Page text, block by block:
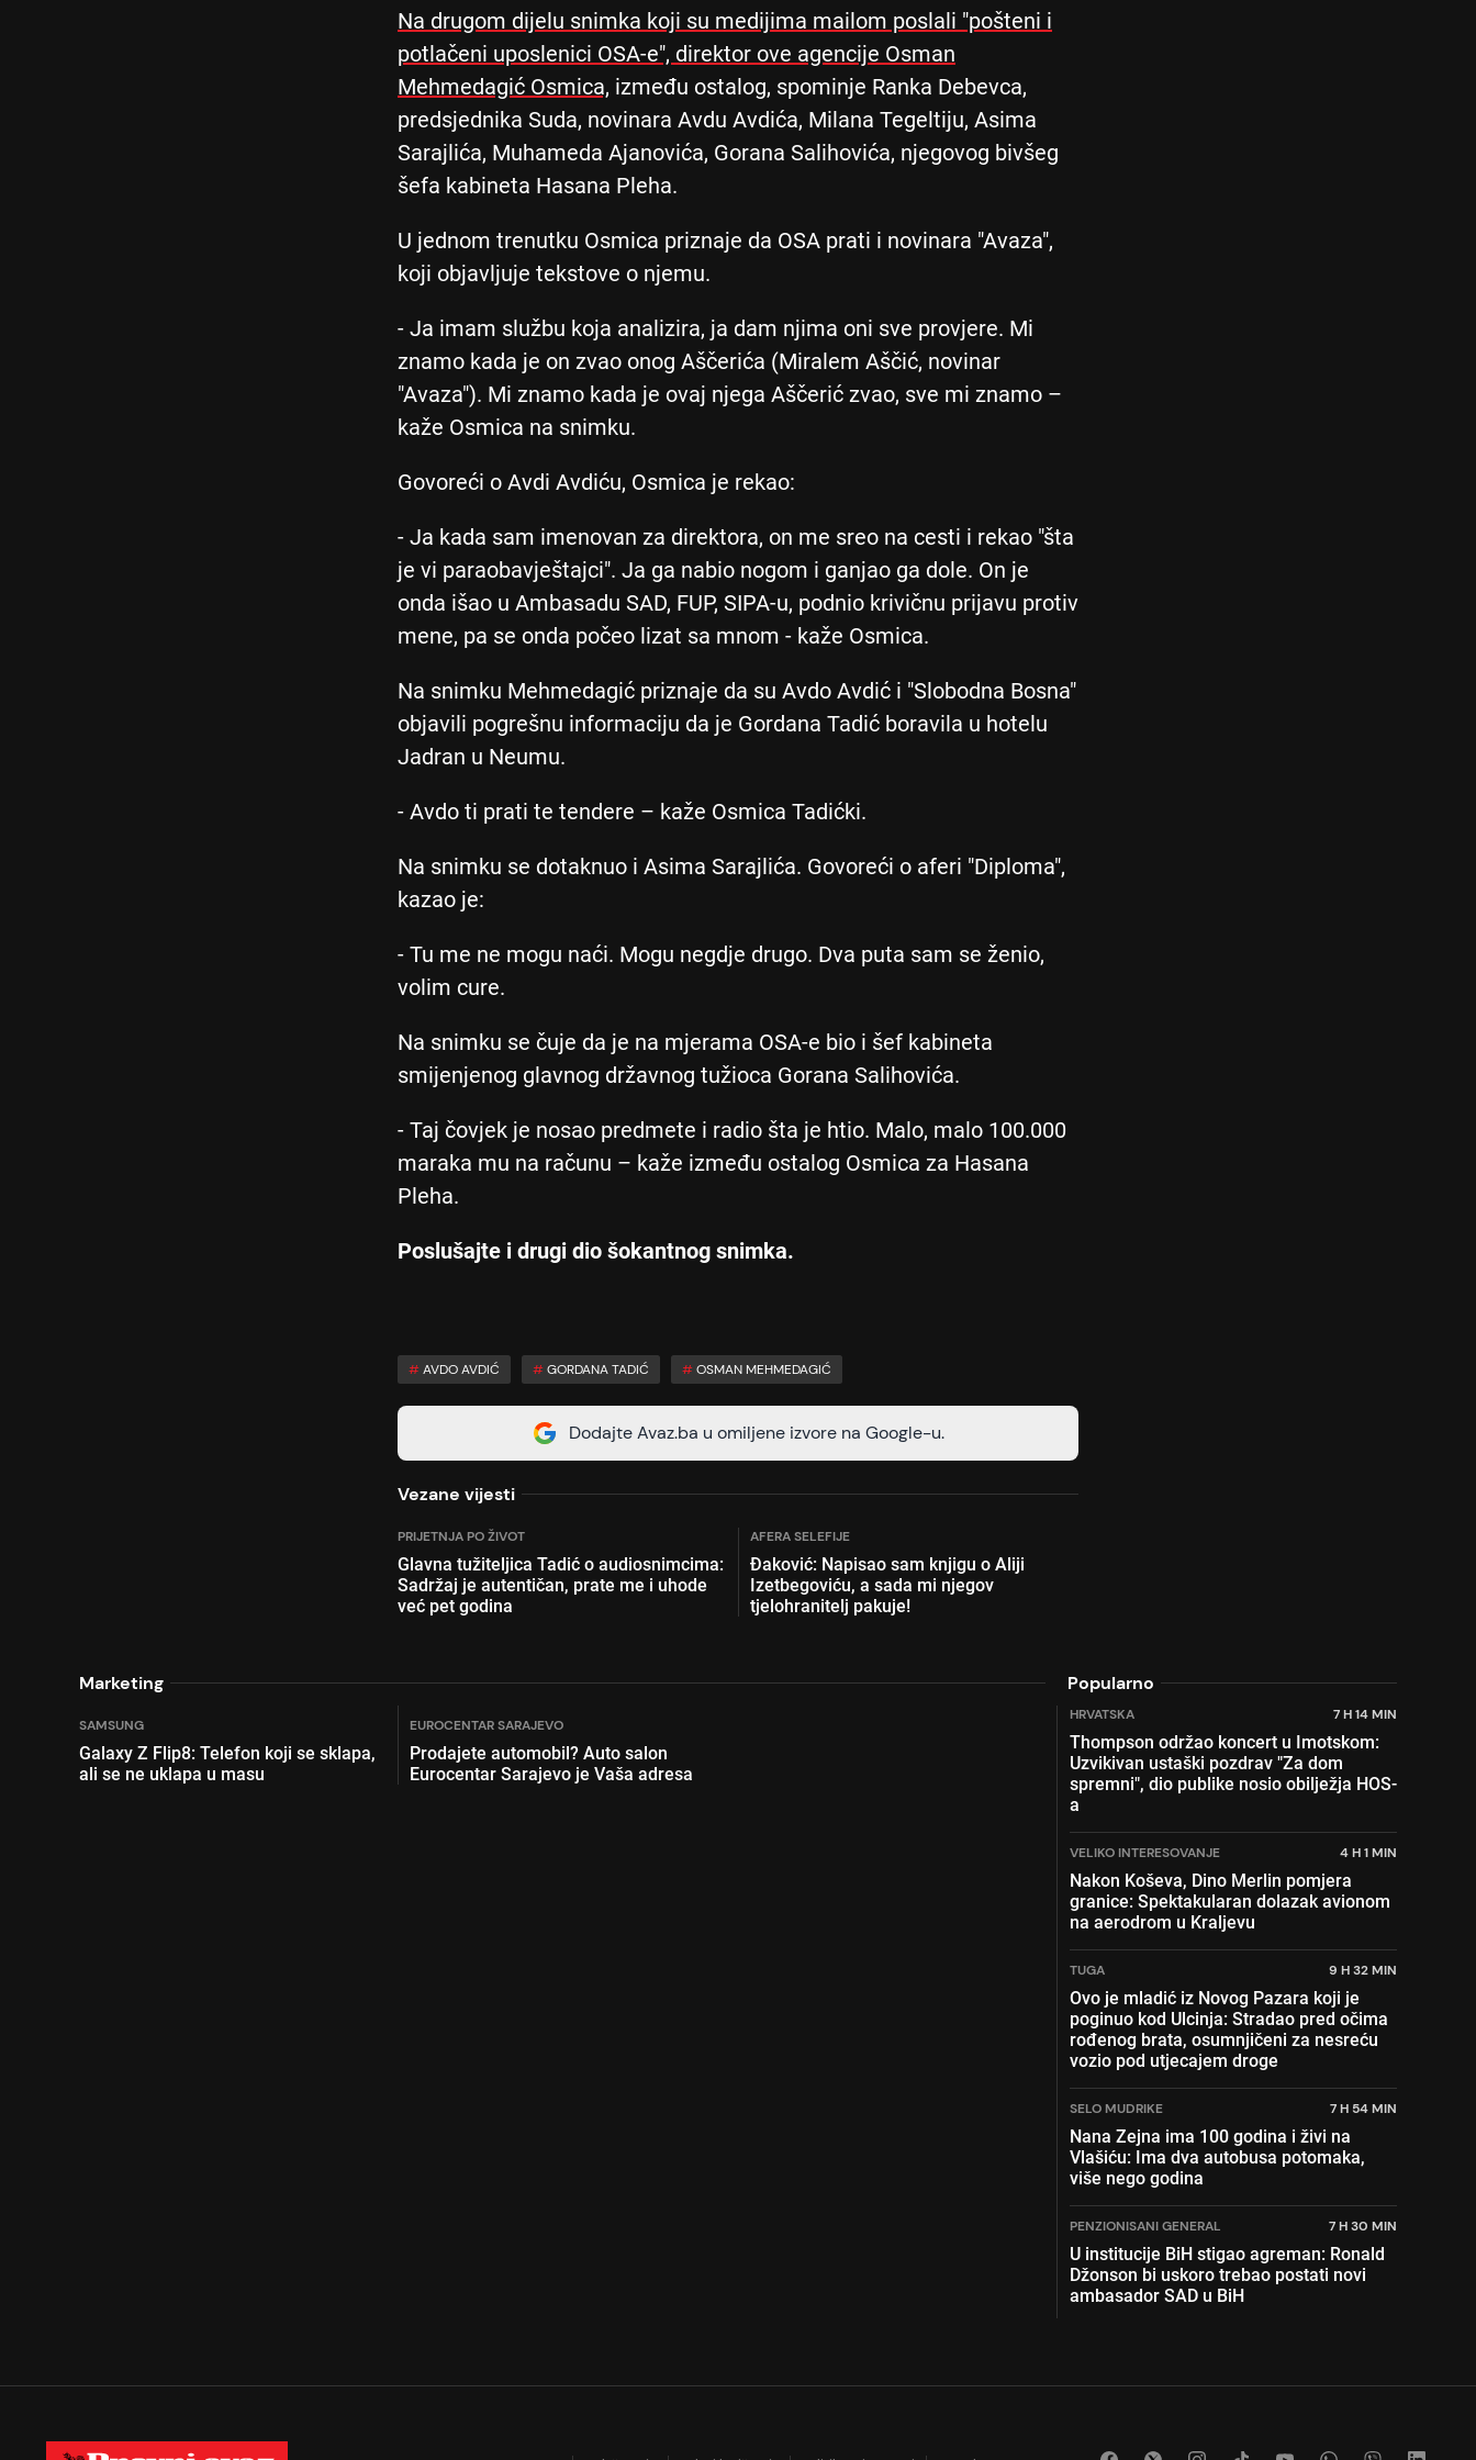
Na drugom dijelu snimka koji su medijima mailom poslali "pošteni i
potlačeni uposlenici OSA-e", direktor ove agencije Osman
Mehmedagić Osmica, između ostalog, spominje Ranka Debevca,
predsjednika Suda, novinara Avdu Avdića, Milana Tegeltiju, Asima
Sarajlića, Muhameda Ajanovića, Gorana Salihovića, njegovog bivšeg
šefa kabineta Hasana Pleha.
U jednom trenutku Osmica priznaje da OSA prati i novinara "Avaza",
koji objavljuje tekstove o njemu.
- Ja imam službu koja analizira, ja dam njima oni sve provjere. Mi
znamo kada je on zvao onog Aščerića (Miralem Aščić, novinar
"Avaza"). Mi znamo kada je ovaj njega Aščerić zvao, sve mi znamo –
kaže Osmica na snimku.
Govoreći o Avdi Avdiću, Osmica je rekao:
- Ja kada sam imenovan za direktora, on me sreo na cesti i rekao "šta
je vi paraobavještajci". Ja ga nabio nogom i ganjao ga dole. On je
onda išao u Ambasadu SAD, FUP, SIPA-u, podnio krivičnu prijavu protiv
mene, pa se onda počeo lizat sa mnom - kaže Osmica.
Na snimku Mehmedagić priznaje da su Avdo Avdić i "Slobodna Bosna"
objavili pogrešnu informaciju da je Gordana Tadić boravila u hotelu
Jadran u Neumu.
- Avdo ti prati te tendere – kaže Osmica Tadićki.
Na snimku se dotaknuo i Asima Sarajlića. Govoreći o aferi "Diploma",
kazao je:
- Tu me ne mogu naći. Mogu negdje drugo. Dva puta sam se ženio,
volim cure.
Na snimku se čuje da je na mjerama OSA-e bio i šef kabineta
smijenjenog glavnog državnog tužioca Gorana Salihovića.
- Taj čovjek je nosao predmete i radio šta je htio. Malo, malo 100.000
maraka mu na računu – kaže između ostalog Osmica za Hasana
Pleha.
Poslušajte i drugi dio šokantnog snimka.
#AVDO AVDIĆ #GORDANA TADIĆ #OSMAN MEHMEDAGIĆ
Dodajte Avaz.ba u omiljene izvore na Google-u.
Vezane vijesti
PRIJETNJA PO ŽIVOT
Glavna tužiteljica Tadić o audiosnimcima:
Sadržaj je autentičan, prate me i uhode
već pet godina
AFERA SELEFIJE
Đaković: Napisao sam knjigu o Aliji
Izetbegoviću, a sada mi njegov
tjelohranitelj pakuje!
Marketing Popularno
SAMSUNG
Galaxy Z Flip8: Telefon koji se sklapa,
ali se ne uklapa u masu
EUROCENTAR SARAJEVO
Prodajete automobil? Auto salon
Eurocentar Sarajevo je Vaša adresa
HRVATSKA 7 H 14 MIN
Thompson održao koncert u Imotskom:
Uzvikivan ustaški pozdrav "Za dom
spremni", dio publike nosio obilježja HOS-
a
VELIKO INTERESOVANJE 4 H 1 MIN
Nakon Koševa, Dino Merlin pomjera
granice: Spektakularan dolazak avionom
na aerodrom u Kraljevu
TUGA 9 H 32 MIN
Ovo je mladić iz Novog Pazara koji je
poginuo kod Ulcinja: Stradao pred očima
rođenog brata, osumnjičeni za nesreću
vozio pod utjecajem droge
SELO MUDRIKE 7 H 54 MIN
Nana Zejna ima 100 godina i živi na
Vlašiću: Ima dva autobusa potomaka,
više nego godina
PENZIONISANI GENERAL 7 H 30 MIN
U institucije BiH stigao agreman: Ronald
Džonson bi uskoro trebao postati novi
ambasador SAD u BiH
osuđen na doživotni zatvor, evo gdje je